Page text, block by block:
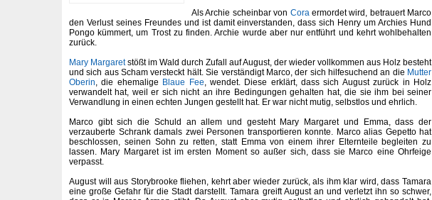
Als Archie scheinbar von Coraermordet wird, betrauert Marco
den Verlust seines Freundes und ist damit einverstanden, dass sich Henry um Archies Hund
Pongo kümmert, um Trost zu finden. Archie wurde aber nur entführt und kehrt wohlbehalten
zurück.
Mary Margaretstößt im Wald durch Zufall auf August, der wieder vollkommen aus Holz besteht
und sich aus Scham versteckt hält. Sie verständigt Marco, der sich hilfesuchend an die Mutter
Oberin, die ehemalige Blaue Fee, wendet. Diese erklärt, dass sich August zurück in Holz
verwandelt hat, weil er sich nicht an ihre Bedingungen gehalten hat, die sie ihm bei seiner
Verwandlung in einen echten Jungen gestellt hat. Er war nicht mutig, selbstlos und ehrlich.
Marco gibt sich die Schuld an allem und gesteht Mary Margaret und Emma, dass der
verzauberte Schrank damals zwei Personen transportieren konnte. Marco alias Gepetto hat
beschlossen, seinen Sohn zu retten, statt Emma von einem ihrer Elternteile begleiten zu
lassen. Mary Margaret ist im ersten Moment so außer sich, dass sie Marco eine Ohrfeige
verpasst.
August will aus Storybrooke fliehen, kehrt aber wieder zurück, als ihm klar wird, dass Tamara
eine große Gefahr für die Stadt darstellt. Tamara greift August an und verletzt ihn so schwer,